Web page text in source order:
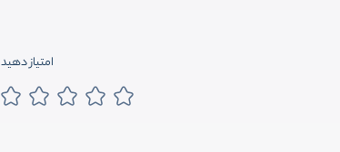
امتیاز دهید